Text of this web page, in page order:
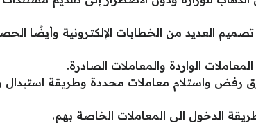
العديد من الخطابات الإلكترونية وأيضًا
الواردة والمعاملات الصادرة.
رفض واستلام معاملات محددة وطريقة استبدال
الدخول الى المعاملات الخاصة بهم.